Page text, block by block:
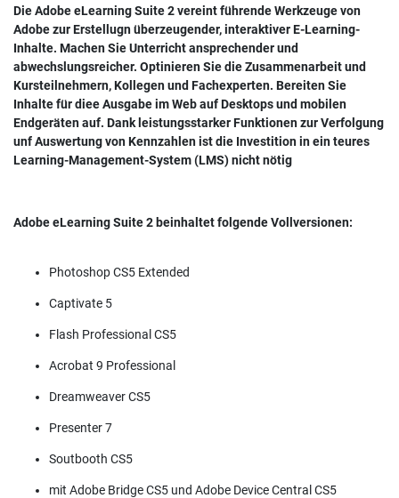
Die Adobe eLearning Suite 2 vereint führende Werkzeuge von
Adobe zur Erstellugn überzeugender, interaktiver E-Learning-
Inhalte. Machen Sie Unterricht ansprechender und
abwechslungsreicher. Optinieren Sie die Zusammenarbeit und
Kursteilnehmern, Kollegen und Fachexperten. Bereiten Sie
Inhalte für diee Ausgabe im Web auf Desktops und mobilen
Endgeräten auf. Dank leistungsstarker Funktionen zur Verfolgung
unf Auswertung von Kennzahlen ist die Investition in ein teures
Learning-Management-System (LMS) nicht nötig
Adobe eLearning Suite 2 beinhaltet folgende Vollversionen:
Photoshop CS5 Extended
Captivate 5
Flash Professional CS5
Acrobat 9 Professional
Dreamweaver CS5
Presenter 7
Soutbooth CS5
mit Adobe Bridge CS5 und Adobe Device Central CS5